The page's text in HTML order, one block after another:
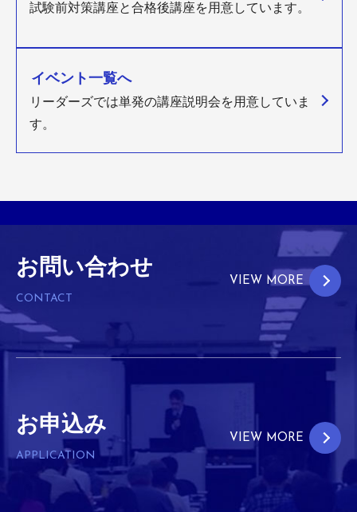
試験前対策講座と合格後講座を用意しています。
イベント一覧へ
リーダーズでは単発の講座説明会を用意していま
す。
お問い合わせ
CONTACT
VIEW MORE
お申込み
APPLICATION
VIEW MORE